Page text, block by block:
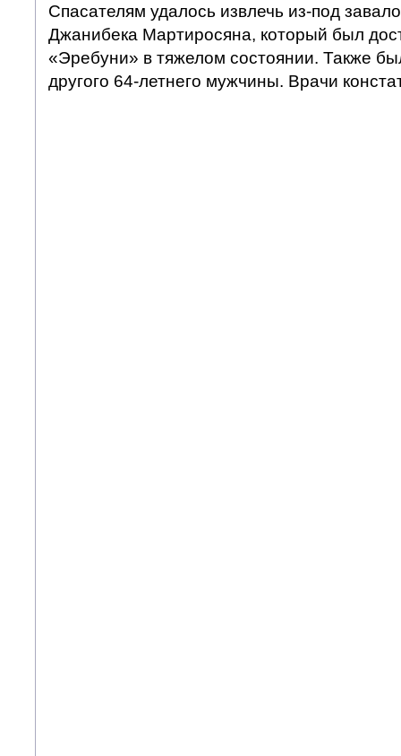
Спасателям удалось извлечь из-под
Джанибека Мартиросяна, который был
«Эребуни» в тяжелом состоянии. Также
другого 64-летнего мужчины. Врачи